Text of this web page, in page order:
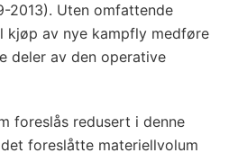
2013). Uten omfattende
kjøp av nye kampfly medføre
deler av den operative
foreslås redusert i denne
foreslåtte materiellvolum